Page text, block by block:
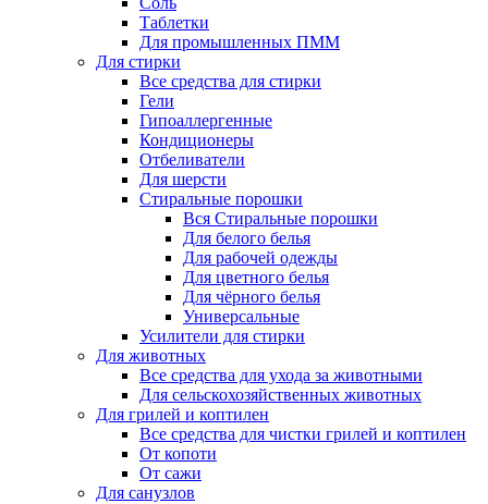
Таблетки
Для промышленных ПММ
Для стирки
Все средства для стирки
Гели
Гипоаллергенные
Кондиционеры
Отбеливатели
Для шерсти
Стиральные порошки
Вся Стиральные порошки
Для белого белья
Для рабочей одежды
Для цветного белья
Для чёрного белья
Универсальные
Усилители для стирки
Для животных
Все средства для ухода за животными
Для сельскохозяйственных животных
Для грилей и коптилен
Все средства для чистки грилей и коптилен
От копоти
От сажи
Для санузлов